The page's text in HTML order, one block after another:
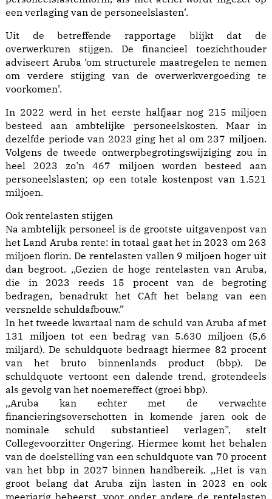
een verlaging van de personeelslasten’.
Uit de betreffende rapportage blijkt dat de
overwerkuren stijgen. De financieel toezichthouder
adviseert Aruba ‘om structurele maatregelen te nemen
om verdere stijging van de overwerkvergoeding te
voorkomen’.
In 2022 werd in het eerste halfjaar nog 215 miljoen
besteed aan ambtelijke personeelskosten. Maar in
dezelfde periode van 2023 ging het al om 237 miljoen.
Volgens de tweede ontwerpbegrotingswijziging zou in
heel 2023 zo’n 467 miljoen worden besteed aan
personeelslasten; op een totale kostenpost van 1.521
miljoen.
Ook rentelasten stijgen
Na ambtelijk personeel is de grootste uitgavenpost van
het Land Aruba rente: in totaal gaat het in 2023 om 263
miljoen florin. De rentelasten vallen 9 miljoen hoger uit
dan begroot. ,,Gezien de hoge rentelasten van Aruba,
die in 2023 reeds 15 procent van de begroting
bedragen, benadrukt het CAft het belang van een
versnelde schuldafbouw.”
In het tweede kwartaal nam de schuld van Aruba af met
131 miljoen tot een bedrag van 5.630 miljoen (5,6
miljard). De schuldquote bedraagt hiermee 82 procent
van het bruto binnenlands product (bbp). De
schuldquote vertoont een dalende trend, grotendeels
als gevolg van het noemereffect (groei bbp).
,,Aruba kan echter met de verwachte
financieringsoverschotten in komende jaren ook de
nominale schuld substantieel verlagen”, stelt
Collegevoorzitter Ongering. Hiermee komt het behalen
van de doelstelling van een schuldquote van 70 procent
van het bbp in 2027 binnen handbereik. ,,Het is van
groot belang dat Aruba zijn lasten in 2023 en ook